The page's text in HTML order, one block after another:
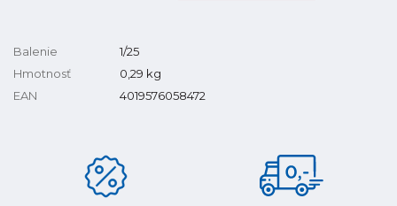
Balenie
1/25
Hmotnosť
0,29 kg
EAN
4019576058472